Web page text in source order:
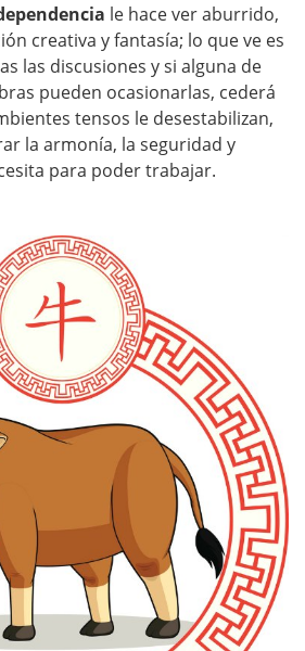
le hace ver aburrido,
creativa y fantasía; lo que ve es
las discusiones y si alguna de
pueden ocasionarlas, cederá
tensos le desestabilizan,
la armonía, la seguridad y
para poder trabajar.